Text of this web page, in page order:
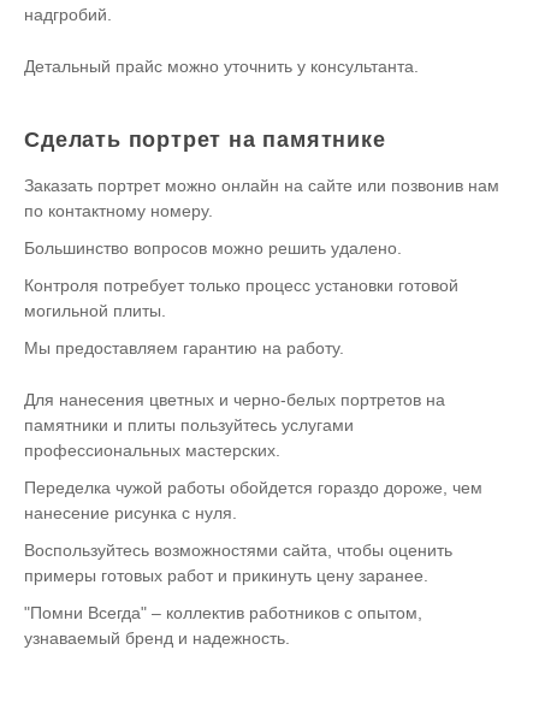
надгробий.
Детальный прайс можно уточнить у консультанта.
Сделать портрет на памятнике
Заказать портрет можно онлайн на сайте или позвонив нам
по контактному номеру.
Большинство вопросов можно решить удалено.
Контроля потребует только процесс установки готовой
могильной плиты.
Мы предоставляем гарантию на работу.
Для нанесения цветных и черно-белых портретов на
памятники и плиты пользуйтесь услугами
профессиональных мастерских.
Переделка чужой работы обойдется гораздо дороже, чем
нанесение рисунка с нуля.
Воспользуйтесь возможностями сайта, чтобы оценить
примеры готовых работ и прикинуть цену заранее.
"Помни Всегда" – коллектив работников с опытом,
узнаваемый бренд и надежность.